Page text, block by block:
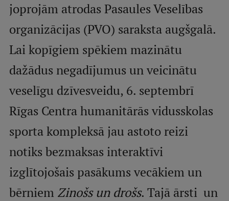
Maģistra studiju programmas
Doktorantūra
Rezidentūra
Uzņemšana
Par RSU
Studentu dzīve
Studiju norises vietas
joprojām atrodas Pasaules Veselības
organizācijas (PVO) saraksta augšgalā.
Lai kopīgiem spēkiem mazinātu
dažādus negadījumus un veicinātu
veselīgu dzīvesveidu, 6. septembrī
Rīgas Centra humanitārās vidusskolas
sporta kompleksā jau astoto reizi
notiks bezmaksas interaktīvi
izglītojošais pasākums vecākiem un
bērniem Zinošs un drošs. Tajā ārsti un